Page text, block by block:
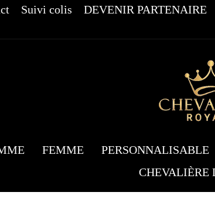
Suivi colis DEVENIR PARTENAIRE
FEMME PERSONNALISABLE
CHEVALIÈRE